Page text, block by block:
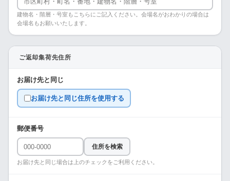
建物名・階層・号室もこちらにご記入ください。会場名がおわかりの場合は
会場名もお願いいたします。
ご返却集荷先住所
お届け先と同じ
お届け先と同じ住所を使用する
郵便番号
住所を検索
お届け先と同じ場合は上のチェックをご利用ください。